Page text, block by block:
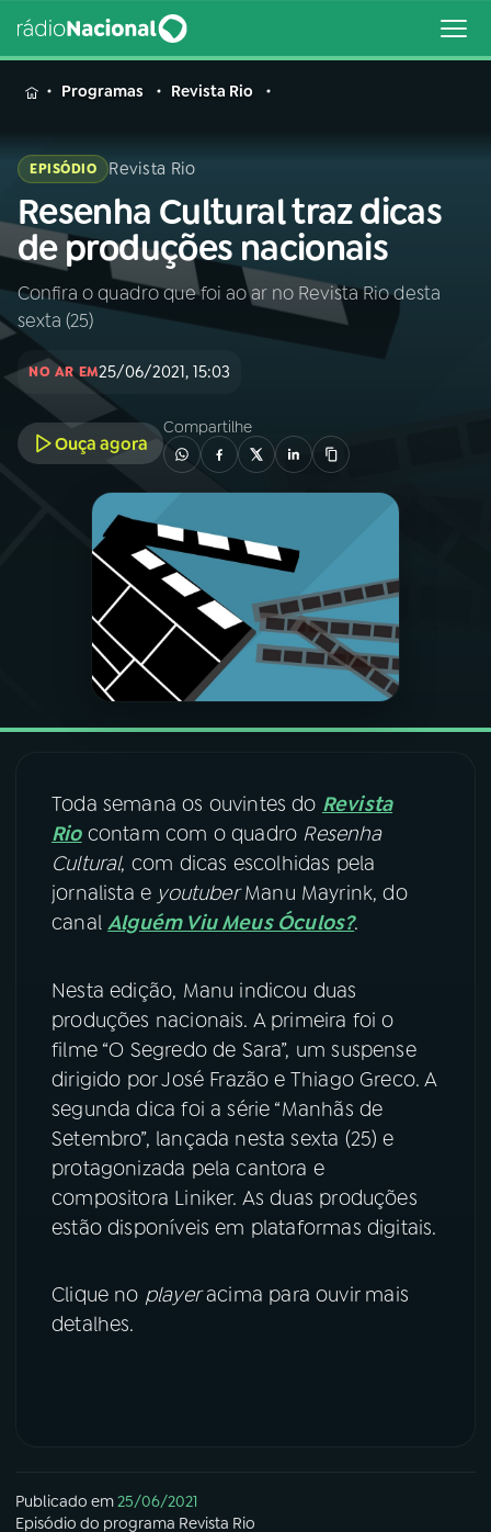
MENU
Buscar
na
Rádio
Nacional
Buscar
AO VIVO
INÍCIO
PROGRAMAÇÃO
PROGRAMAS
PODCASTS
07 ÚLTIMAS
08FESTIVAL DE MÚSICA
YouTube Facebook
Instagram X
TikTok
Programas Revista Rio
EPISÓDIO Revista Rio
Resenha Cultural traz dicas
de produções nacionais
Confira o quadro que foi ao ar no Revista Rio desta
sexta (25)
NO AR EM25/06/2021, 15:03
Ouça agora
Compartilhe
Toda semana os ouvintes do Revista
Riocontam com o quadro Resenha
Cultural, com dicas escolhidas pela
jornalista e youtuberManu Mayrink, do
canalAlguém Viu Meus Óculos?.
Nesta edição, Manu indicou duas
produções nacionais. A primeira foi o
filme “O Segredo de Sara”, um suspense
dirigido por José Frazão e Thiago Greco. A
segunda dica foi a série “Manhãs de
Setembro”, lançada nesta sexta (25) e
protagonizada pela cantora e
compositora Liniker. As duas produções
estão disponíveis em plataformas digitais.
Clique no playeracima para ouvir mais
detalhes.
Publicado em25/06/2021
Episódio do programa Revista Rio